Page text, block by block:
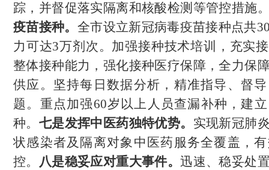
踪，并督促落实隔离和核酸检测等管控措施
疫苗接种。 全市设立新冠病毒疫苗接种点共
力可达3万剂次。加强接种技术培训，充实
整体接种能力，强化接种医疗保障，全力保
供应。坚持每日数据分析，精准指导、督
题。重点加强60岁以上人员查漏补种，建
种。 七是发挥中医药独特优势。 实现新冠肺
状感染者及隔离对象中医药服务全覆盖，
控。 八是稳妥应对重大事件。迅速、稳妥处